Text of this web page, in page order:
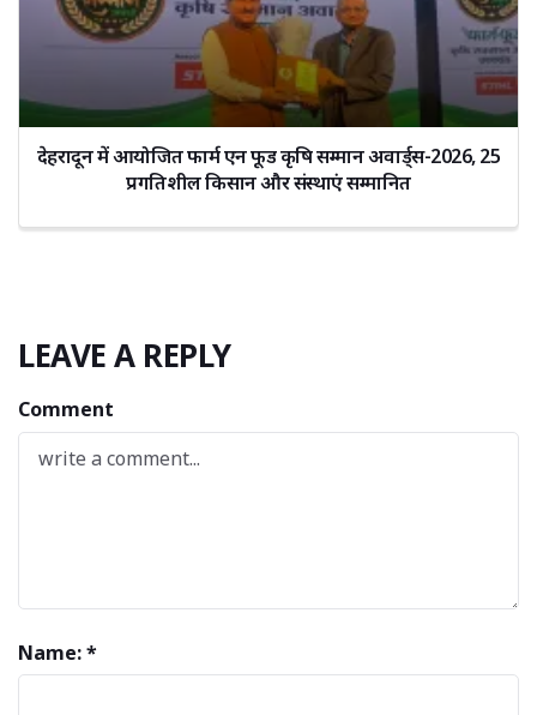
देहरादून में आयोजित फार्म एन फूड कृषि सम्मान अवार्ड्स-2026, 25
प्रगतिशील किसान और संस्थाएं सम्मानित
LEAVE A REPLY
Comment
Name: *